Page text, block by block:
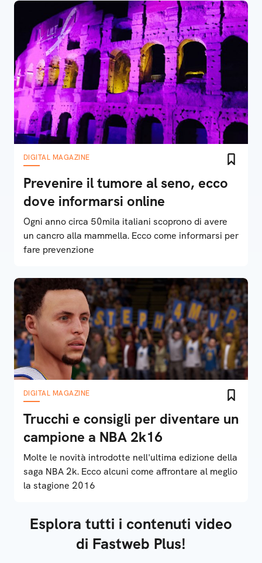
DIGITAL MAGAZINE
Prevenire il tumore al seno, ecco
dove informarsi online
Ogni anno circa 50mila italiani scoprono di avere
un cancro alla mammella. Ecco come informarsi per
fare prevenzione
DIGITAL MAGAZINE
Trucchi e consigli per diventare un
campione a NBA 2k16
Molte le novità introdotte nell'ultima edizione della
saga NBA 2k. Ecco alcuni come affrontare al meglio
la stagione 2016
Esplora tutti i contenuti video
di Fastweb Plus!